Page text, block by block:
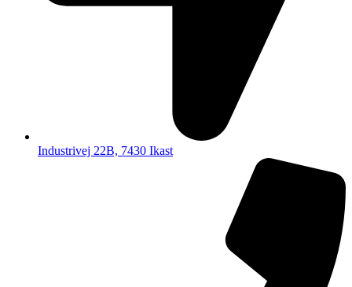
Industrivej 22B, 7430 Ikast